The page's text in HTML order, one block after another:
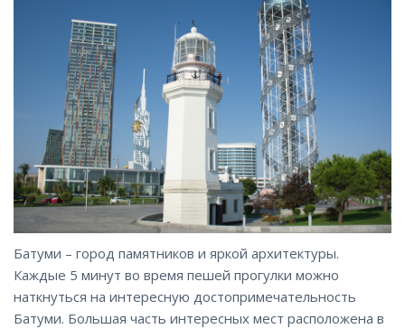
Батуми – город памятников и яркой архитектуры.
Каждые 5 минут во время пешей прогулки можно
наткнуться на интересную достопримечательность
Батуми. Большая часть интересных мест расположена в